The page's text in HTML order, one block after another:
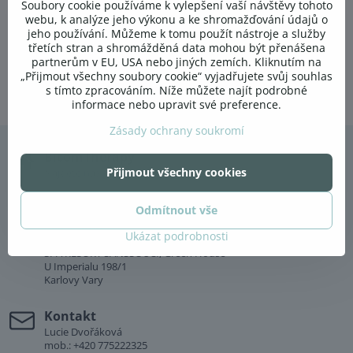
podporu pro regeneraci tkání a buněk a díky tomu se celý
proces hojení urychluje. Terapie je možná i při úrazech, kdy je
použita sádra. Je možné využít speciální sondy pro rychlejší
hojení.
BicomTherapy
Najdete nás v těchto dvou provozovnách:
Dobřichovice
SPA RESORT SANSSOUCI, Green House
U Imperialu 198/1
Karlovy Vary
Kontakt
Lucie Dvořáková
mob.: +420 775222325
Soubory cookie používáme k vylepšení vaší návštěvy tohoto
webu, k analýze jeho výkonu a ke shromažďování údajů o
jeho používání. Můžeme k tomu použít nástroje a služby
třetích stran a shromážděná data mohou být přenášena
partnerům v EU, USA nebo jiných zemích. Kliknutím na
„Přijmout všechny soubory cookie“ vyjadřujete svůj souhlas
s tímto zpracováním. Níže můžete najít podrobné
informace nebo upravit své preference.
Zásady ochrany soukromí
Ukázat podrobnosti
Přijmout všechny cookies
Odmítnout vše